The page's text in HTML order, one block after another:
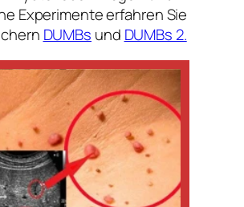
Experimente erfahren Sie
DUMBs und DUMBs 2.